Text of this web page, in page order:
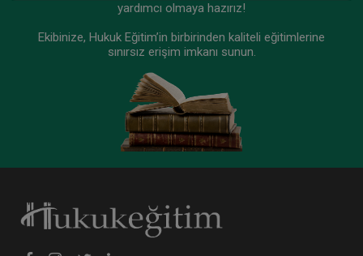
yardımcı olmaya hazırız!
Ekibinize, Hukuk Eğitim’in birbirinden kaliteli eğitimlerine
sınırsız erişim imkanı sunun.